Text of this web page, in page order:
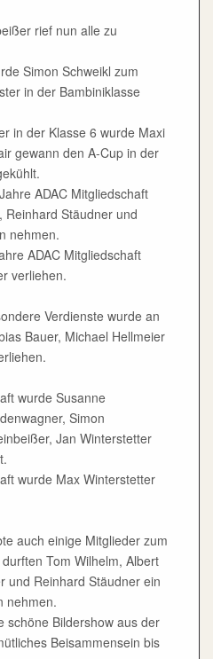
rief nun alle zu
Simon Schweikl zum
in der Bambiniklasse
in der Klasse 6 wurde Maxi
gewann den A-Cup in der
ADAC Mitgliedschaft
Reinhard Stäudner und
nehmen.
ADAC Mitgliedschaft
verliehen.
Verdienste wurde an
Bauer, Michael Hellmeier
wurde Susanne
Simon
Jan Winterstetter
wurde Max Winterstetter
auch einige Mitglieder zum
Tom Wilhelm, Albert
und Reinhard Stäudner ein
nehmen.
schöne Bildershow aus der
Beisammensein bis